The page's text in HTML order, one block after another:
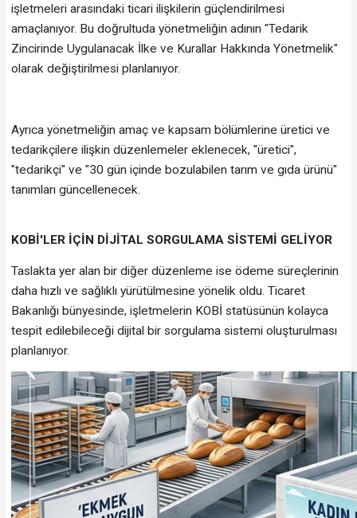
işletmeleri arasındaki ticari ilişkilerin güçlendirilmesi
amaçlanıyor. Bu doğrultuda yönetmeliğin adının "Tedarik
Zincirinde Uygulanacak İlke ve Kurallar Hakkında Yönetmelik"
olarak değiştirilmesi planlanıyor.
Ayrıca yönetmeliğin amaç ve kapsam bölümlerine üretici ve
tedarikçilere ilişkin düzenlemeler eklenecek, "üretici",
"tedarikçi" ve "30 gün içinde bozulabilen tarım ve gıda ürünü"
tanımları güncellenecek.
KOBİ'LER İÇİN DİJİTAL SORGULAMA SİSTEMİ GELİYOR
Taslakta yer alan bir diğer düzenleme ise ödeme süreçlerinin
daha hızlı ve sağlıklı yürütülmesine yönelik oldu. Ticaret
Bakanlığı bünyesinde, işletmelerin KOBİ statüsünün kolayca
tespit edilebileceği dijital bir sorgulama sistemi oluşturulması
planlanıyor.